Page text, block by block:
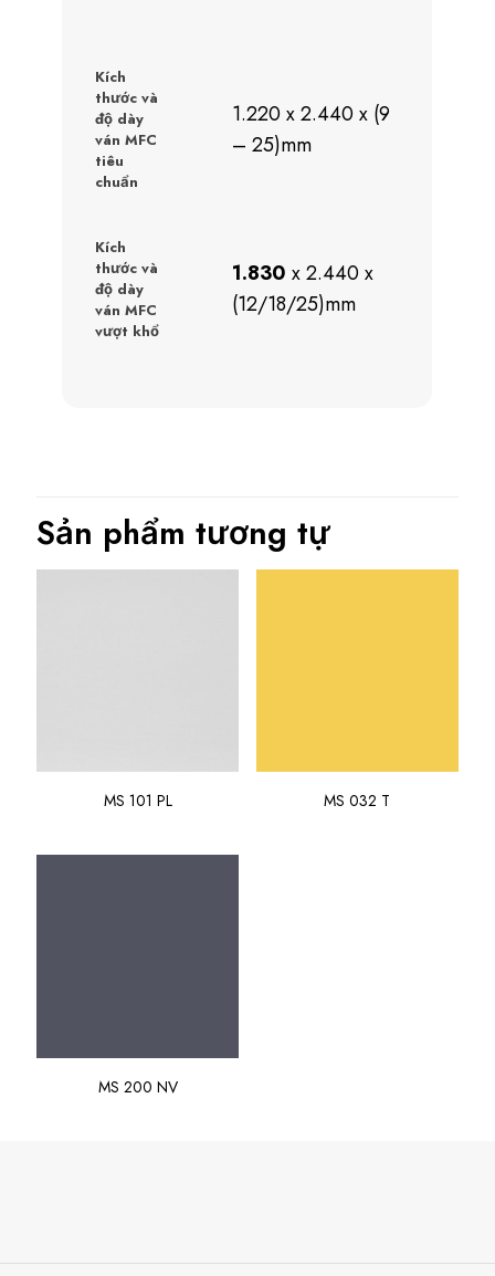
Kích
thước và
độ dày
ván MFC
tiêu
chuẩn
1.220 x 2.440 x (9
– 25)mm
Kích
thước và
độ dày
ván MFC
vượt khổ
1.830 x 2.440 x
(12/18/25)mm
Sản phẩm tương tự
MS 101 PL MS 032 T
MS 200 NV